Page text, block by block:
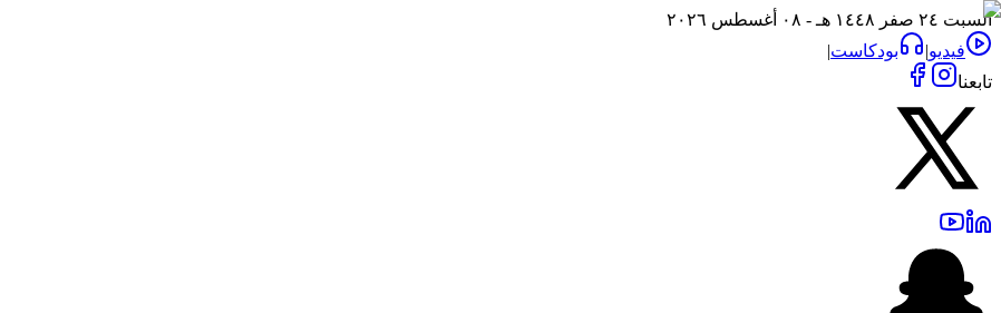
السبت ٢٤ صفر ١٤٤٨ هـ - ٠٨ أغسطس ٢٠٢٦
فيديو| بودكاست|
تابعنا